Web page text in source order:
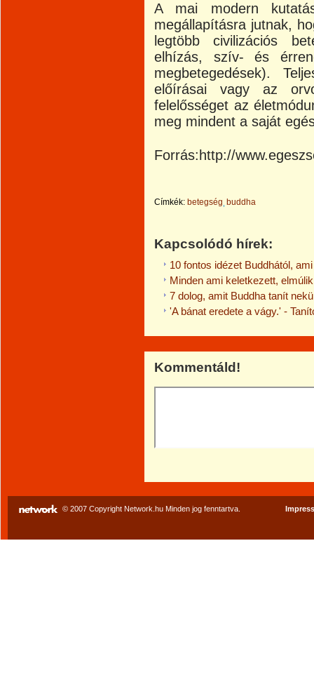
A mai modern
megállapításra jutnak,
legtöbb civilizációs
elhízás, szív- és
megbetegedések).
előírásai vagy az
felelősséget az
meg mindent a saját
Forrás:http://
Címkék: betegség buddha
Kapcsolódó hírek:
10 fontos idézet Buddhától,
Minden ami keletkezett, elmúlik
7 dolog, amit Buddha tanít
'A bánat eredete a vágy.' -
Kommentáld!
© 2007 Copyright Network.hu Minden jog fenntartva.